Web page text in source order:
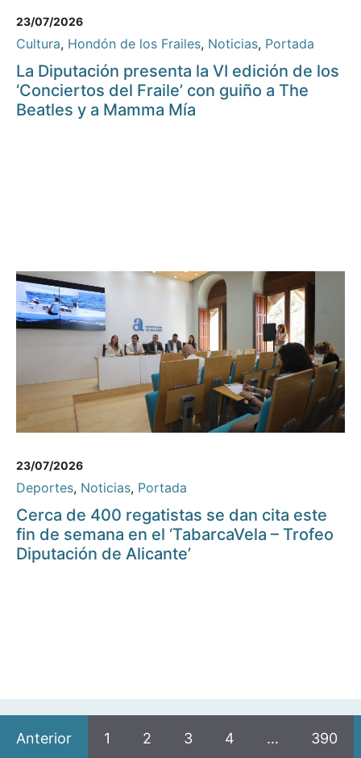
23/07/2026
Cultura, Hondón de los Frailes, Noticias, Portada
La Diputación presenta la VI edición de los
‘Conciertos del Fraile’ con guiño a The
Beatles y a Mamma Mía
23/07/2026
Deportes, Noticias, Portada
Cerca de 400 regatistas se dan cita este
fin de semana en el ‘TabarcaVela – Trofeo
Diputación de Alicante’
Anterior 1 2 3 4 … 390